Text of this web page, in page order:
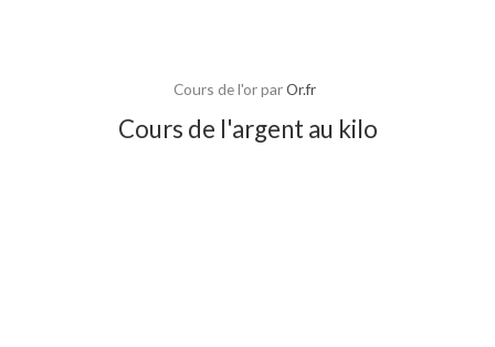
Cours de l'or parOr.fr
Cours de l'argent au kilo